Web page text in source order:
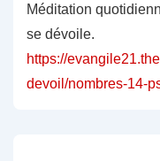
Méditation
se dévoile.
https://
devoil/nombres-14-